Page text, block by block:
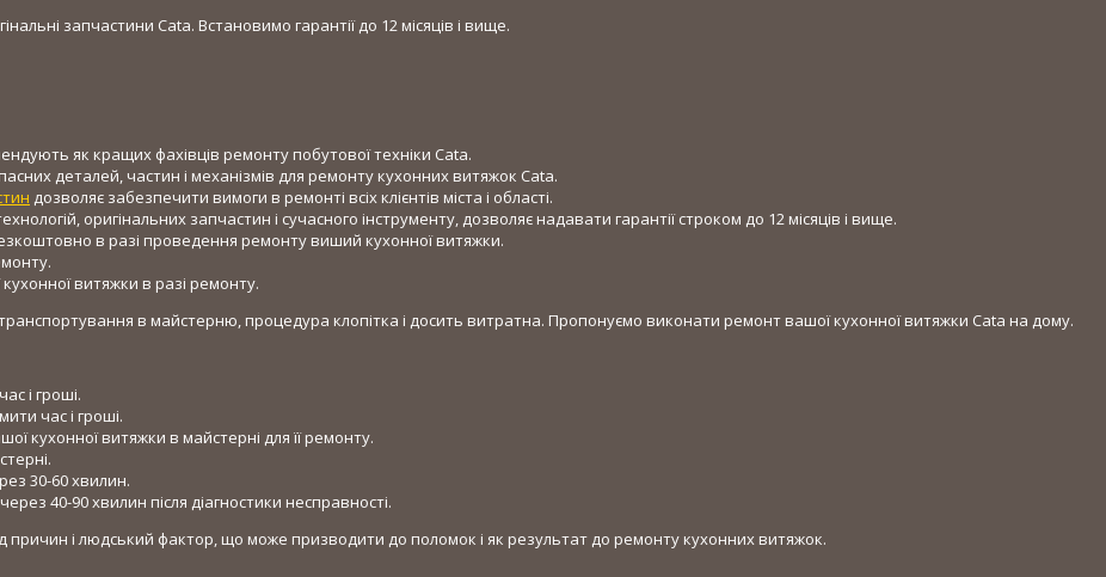
запчастини Cata. Встановимо гарантії до 12 місяців і вище.
як кращих фахівців ремонту побутової техніки Cata.
деталей, частин і механізмів для ремонту кухонних витяжок Cata.
дозволяє забезпечити вимоги в ремонті всіх клієнтів міста і області.
оригінальних запчастин і сучасного інструменту, дозволяє надавати гарантії строком до 12 місяців і вище.
в разі проведення ремонту виший кухонної витяжки.
витяжки в разі ремонту.
в майстерню, процедура клопітка і досить витратна. Пропонуємо виконати ремонт вашої кухонної витяжки Cata на дому.
і гроші.
час і гроші.
кухонної витяжки в майстерні для її ремонту.
30-60 хвилин.
40-90 хвилин після діагностики несправності.
причин і людський фактор, що може призводити до поломок і як результат до ремонту кухонних витяжок.